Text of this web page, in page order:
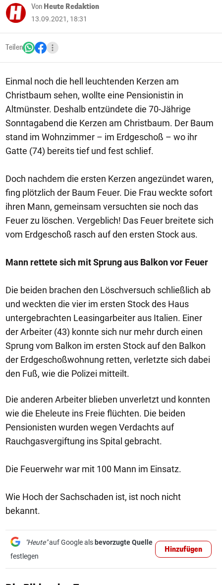
Von Heute Redaktion
13.09.2021, 18:31
Teilen
Einmal noch die hell leuchtenden Kerzen am
Christbaum sehen, wollte eine Pensionistin in
Altmünster. Deshalb entzündete die 70-Jährige
Sonntagabend die Kerzen am Christbaum. Der Baum
stand im Wohnzimmer – im Erdgeschoß – wo ihr
Gatte (74) bereits tief und fest schlief.
Doch nachdem die ersten Kerzen angezündet waren,
fing plötzlich der Baum Feuer. Die Frau weckte sofort
ihren Mann, gemeinsam versuchten sie noch das
Feuer zu löschen. Vergeblich! Das Feuer breitete sich
vom Erdgeschoß rasch auf den ersten Stock aus.
Mann rettete sich mit Sprung aus Balkon vor Feuer
Die beiden brachen den Löschversuch schließlich ab
und weckten die vier im ersten Stock des Haus
untergebrachten Leasingarbeiter aus Italien. Einer
der Arbeiter (43) konnte sich nur mehr durch einen
Sprung vom Balkon im ersten Stock auf den Balkon
der Erdgeschoßwohnung retten, verletzte sich dabei
den Fuß, wie die Polizei mitteilt.
Die anderen Arbeiter blieben unverletzt und konnten
wie die Eheleute ins Freie flüchten. Die beiden
Pensionisten wurden wegen Verdachts auf
Rauchgasvergiftung ins Spital gebracht.
Die Feuerwehr war mit 100 Mann im Einsatz.
Wie Hoch der Sachschaden ist, ist noch nicht
bekannt.
"Heute"auf Google als bevorzugte Quelle
festlegen
Hinzufügen